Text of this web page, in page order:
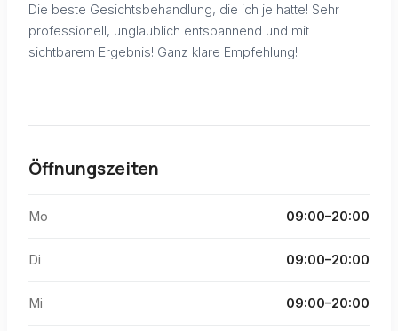
Die beste Gesichtsbehandlung, die ich je hatte! Sehr
professionell, unglaublich entspannend und mit
sichtbarem Ergebnis! Ganz klare Empfehlung!
Öffnungszeiten
Mo 09:00–20:00
Di 09:00–20:00
Mi 09:00–20:00